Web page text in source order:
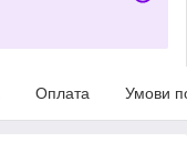
Оплата Умови